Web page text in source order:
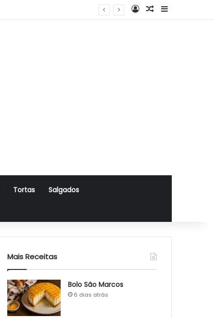
Log InArtigo Aleatório
Sidebar
Tortas Salgados
Mais Receitas
Bolo São Marcos
6 dias atrás